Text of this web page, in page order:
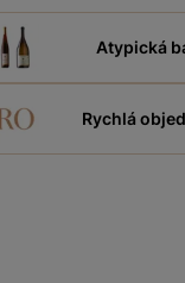
Atypická
Rychlá